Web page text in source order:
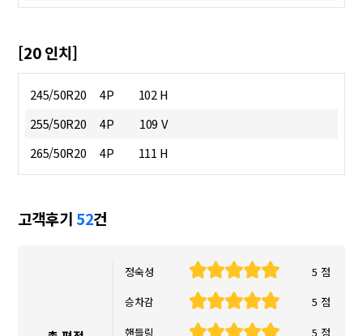
[20 인치]
245/50R20 4P
102 H
255/50R20
4P
109 V
265/50R20
4P 111 H
고객후기 52건
정숙성
5 점
승차감
5 점
핸들링
5 점